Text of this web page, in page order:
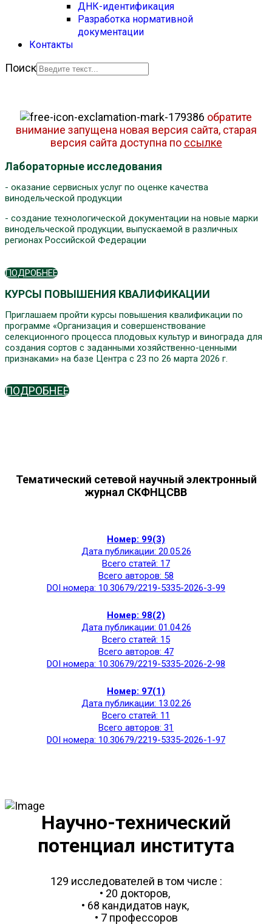
ДНК-идентификация
Разработка нормативной
документации
Контакты
Поиск
обратите
внимание запущена новая версия сайта, старая
версия сайта доступна по ссылке
Лабораторные исследования
- оказание сервисных услуг по оценке качества
винодельческой продукции
- создание технологической документации на новые марки
винодельческой продукции, выпускаемой в различных
регионах Российской Федерации
ПОДРОБНЕЕ
КУРСЫ ПОВЫШЕНИЯ КВАЛИФИКАЦИИ
Приглашаем пройти курсы повышения квалификации по
программе «Организация и совершенствование
селекционного процесса плодовых культур и винограда для
создания сортов с заданными хозяйственно-ценными
признаками» на базе Центра с 23 по 26 марта 2026 г.
ПОДРОБНЕЕ
Тематический сетевой научный электронный
журнал СКФНЦСВВ
Номер: 99(3)
Дата публикации: 20.05.26
Всего статей: 17
Всего авторов: 58
DOI номера: 10.30679/2219-5335-2026-3-99
Номер: 98(2)
Дата публикации: 01.04.26
Всего статей: 15
Всего авторов: 47
DOI номера: 10.30679/2219-5335-2026-2-98
Номер: 97(1)
Дата публикации: 13.02.26
Всего статей: 11
Всего авторов: 31
DOI номера: 10.30679/2219-5335-2026-1-97
Научно-технический
потенциал института
129 исследователей в том числе :
• 20 докторов,
• 68 кандидатов наук,
• 7 профессоров